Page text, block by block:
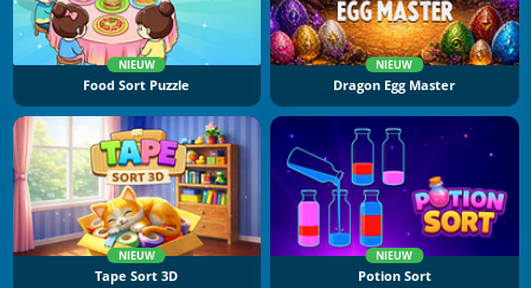
NIEUW
Food Sort Puzzle
NIEUW
Dragon Egg Master
NIEUW
Tape Sort 3D
NIEUW
Potion Sort